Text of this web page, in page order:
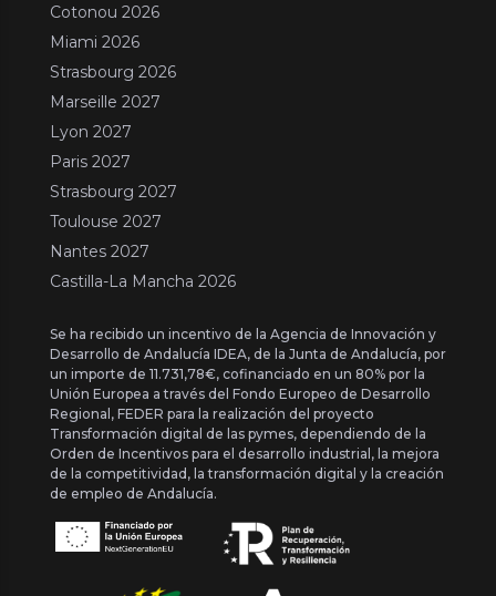
Cotonou 2026
Miami 2026
Strasbourg 2026
Marseille 2027
Lyon 2027
Paris 2027
Strasbourg 2027
Toulouse 2027
Nantes 2027
Castilla-La Mancha 2026
Se ha recibido un incentivo de la Agencia de Innovación y
Desarrollo de Andalucía IDEA, de la Junta de Andalucía, por
un importe de 11.731,78€, cofinanciado en un 80% por la
Unión Europea a través del Fondo Europeo de Desarrollo
Regional, FEDER para la realización del proyecto
Transformación digital de las pymes, dependiendo de la
Orden de Incentivos para el desarrollo industrial, la mejora
de la competitividad, la transformación digital y la creación
de empleo de Andalucía.